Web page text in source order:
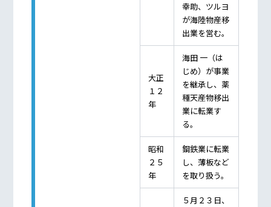
幸助、ツルヨ
が海陸物産移
出業を営む。
大正
１２
年
海田 一（は
じめ）が事業
を継承し、薬
種天産物移出
業に転業す
る。
昭和
２５
年
鋼鉄業に転業
し、薄板など
を取り扱う。
５月２３日、